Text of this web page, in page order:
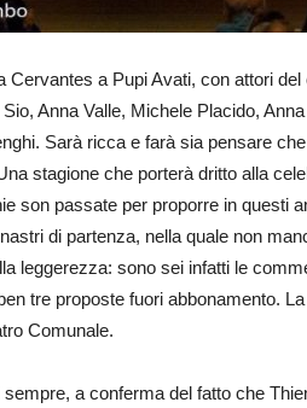
a Pupi Avati, con attori
Anna Valle, Michele Placido,
Sarà ricca e farà sia pensare
stagione che porterà dritto alla
son passate per proporre in questi
di partenza, nella quale non
leggerezza: sono sei infatti le
tre proposte fuori abbonamento.
Comunale.
a conferma del fatto che